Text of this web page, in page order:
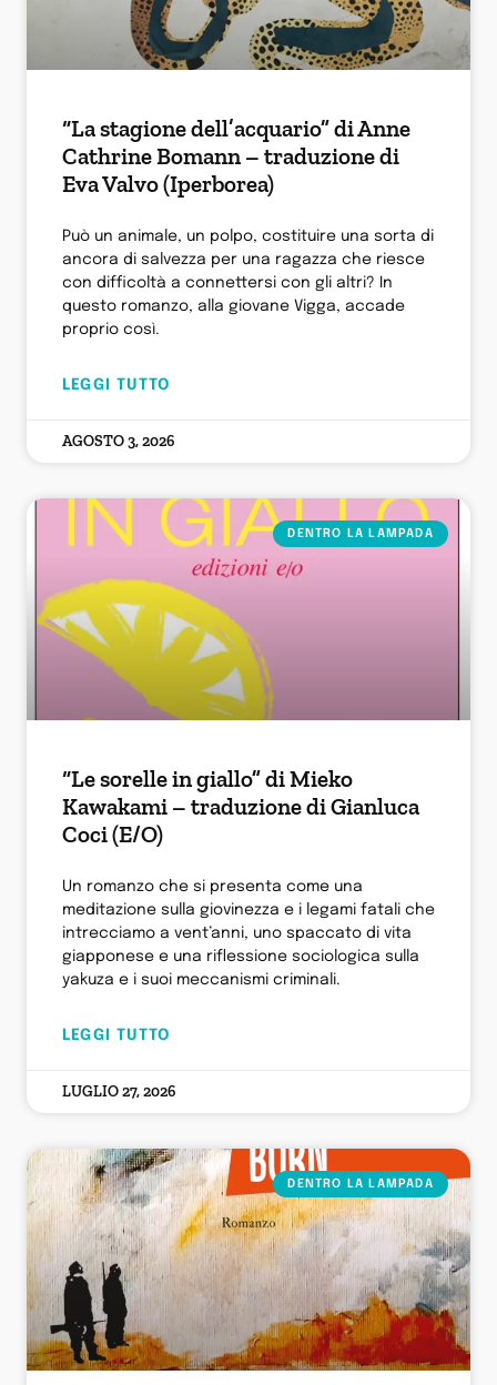
“La stagione dell’acquario” di Anne
Cathrine Bomann – traduzione di
Eva Valvo (Iperborea)
Può un animale, un polpo, costituire una sorta di
ancora di salvezza per una ragazza che riesce
con difficoltà a connettersi con gli altri? In
questo romanzo, alla giovane Vigga, accade
proprio così.
LEGGI TUTTO
AGOSTO 3, 2026
DENTRO LA LAMPADA
“Le sorelle in giallo” di Mieko
Kawakami – traduzione di Gianluca
Coci (E/O)
Un romanzo che si presenta come una
meditazione sulla giovinezza e i legami fatali che
intrecciamo a vent’anni, uno spaccato di vita
giapponese e una riflessione sociologica sulla
yakuza e i suoi meccanismi criminali.
LEGGI TUTTO
LUGLIO 27, 2026
DENTRO LA LAMPADA